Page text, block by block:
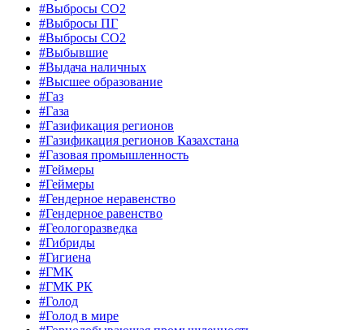
#Выбросы CO2
#Выбросы ПГ
#Выбросы СО2
#Выбывшие
#Выдача наличных
#Высшее образование
#Газ
#Газа
#Газификация регионов
#Газификация регионов Казахстана
#Газовая промышленность
#Геймеры
#Геймеры
#Гендерное неравенство
#Гендерное равенство
#Геологоразведка
#Гибриды
#Гигиена
#ГМК
#ГМК РК
#Голод
#Голод в мире